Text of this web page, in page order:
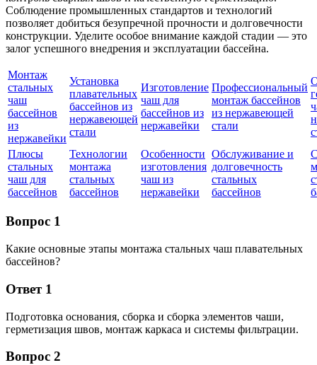
Соблюдение промышленных стандартов и технологий
позволяет добиться безупречной прочности и долговечности
конструкции. Уделите особое внимание каждой стадии — это
залог успешного внедрения и эксплуатации бассейна.
Монтаж
стальных
чаш
бассейнов
из
нержавейки
Установка
плавательных
бассейнов из
нержавеющей
стали
Изготовление
чаш для
бассейнов из
нержавейки
Профессиональный
монтаж бассейнов
из нержавеющей
стали
Плюсы
стальных
чаш для
бассейнов
Технологии
монтажа
стальных
бассейнов
Особенности
изготовления
чаш из
нержавейки
Обслуживание и
долговечность
стальных
бассейнов
Вопрос 1
Какие основные этапы монтажа стальных чаш плавательных
бассейнов?
Ответ 1
Подготовка основания, сборка и сборка элементов чаши,
герметизация швов, монтаж каркаса и системы фильтрации.
Вопрос 2